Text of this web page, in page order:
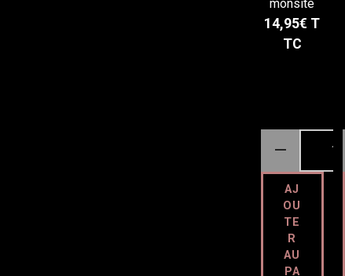
monsite
14,95€ T
TC
AJ
OU
TE
R
AU
PA